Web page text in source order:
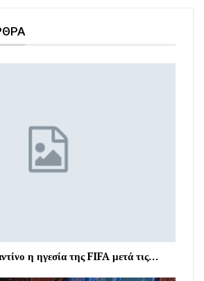
η ηγεσία της FIFA μετά τις…